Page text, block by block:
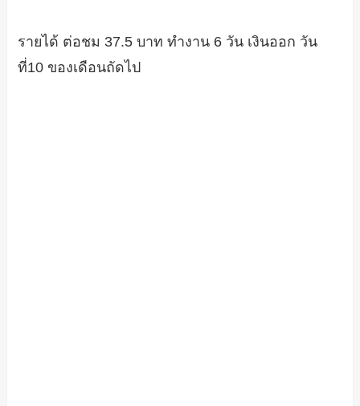
รายได้ ต่อชม 37.5 บาท ทำงาน 6 วัน เงินออก วัน
ที่10 ของเดือนถัดไป